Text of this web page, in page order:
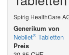
Spirig HealthCare
Generikum von
Nebilet® Tabletten
Preis